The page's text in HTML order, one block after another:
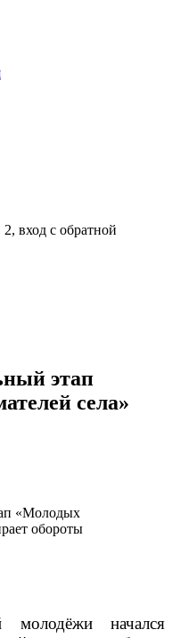
вход с обратной
этап
села»
«Молодых
обороты
начался